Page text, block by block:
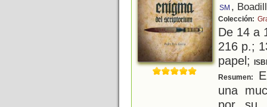
SM ,
Colección:
De 14 a
216 p.;
papel;
Resumen:
una